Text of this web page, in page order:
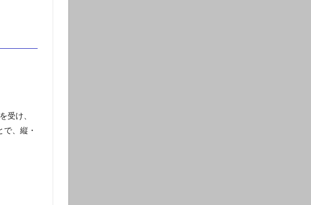
受け、
、縦・